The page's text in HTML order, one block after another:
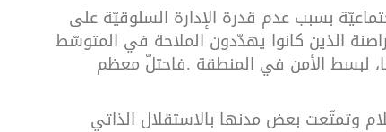
بسبب عدم قدرة الإدارة السلوقيّة على
الذين كانوا يهدّدون الملاحة في المتوسّط
لبسط الأمن في المنطقة .فاحتلّ معظم
وتمتّعت بعض مدنها بالاستقلال الذاتي